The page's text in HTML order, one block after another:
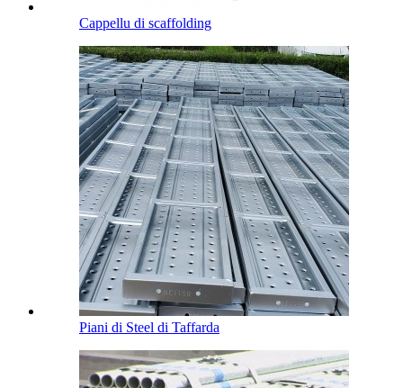
Cappellu di scaffolding
Piani di Steel di Taffarda